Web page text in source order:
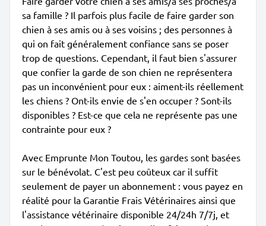
sa famille ? Il parfois plus facile de faire garder son
chien à ses amis ou à ses voisins ; des personnes à
qui on fait généralement confiance sans se poser
trop de questions. Cependant, il faut bien s'assurer
que confier la garde de son chien ne représentera
pas un inconvénient pour eux : aiment-ils réellement
les chiens ? Ont-ils envie de s'en occuper ? Sont-ils
disponibles ? Est-ce que cela ne représente pas une
contrainte pour eux ?
Avec Emprunte Mon Toutou, les gardes sont basées
sur le bénévolat. C'est peu coûteux car il suffit
seulement de payer un abonnement : vous payez en
réalité pour la Garantie Frais Vétérinaires ainsi que
l'assistance vétérinaire disponible 24/24h 7/7j, et